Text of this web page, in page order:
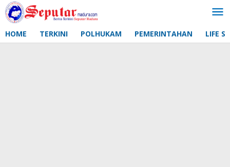
Lewati
ke
HOME TERKINI POLHUKAM PEMERINTAHAN LIFE